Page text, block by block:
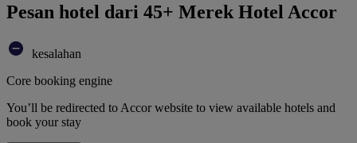
Pesan hotel dari 45+ Merek Hotel Accor
kesalahan
Core booking engine
You’ll be redirected to Accor website to view available hotels and
book your stay